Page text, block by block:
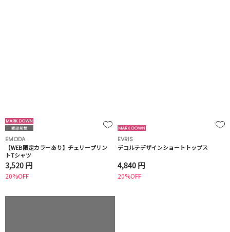
EMODA
【WEB限定カラーあり】チェリープリン
トTシャツ
3,520 円
20%OFF
EVRIS
デコルテデザインショートトップス
4,840 円
20%OFF